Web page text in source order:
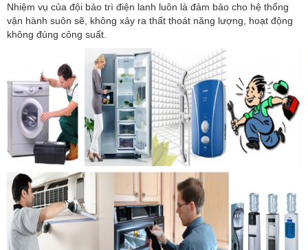
Nhiệm vụ của đội bảo trì điện lanh luôn là đảm bảo cho hệ thống
vận hành suôn sẽ, không xảy ra thất thoát năng lượng, hoạt động
không đúng công suất.